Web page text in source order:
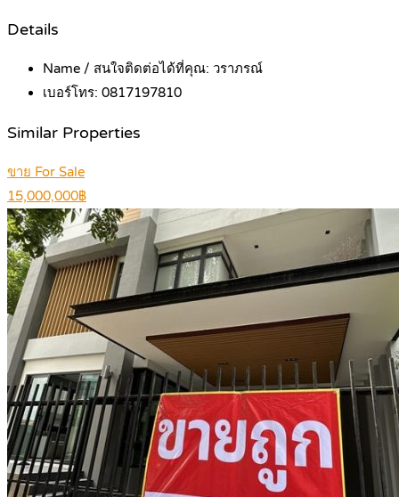
Details
Name / สนใจติดต่อได้ที่คุณ: วราภรณ์
เบอร์โทร: 0817197810
Similar Properties
ขาย For Sale
15,000,000฿